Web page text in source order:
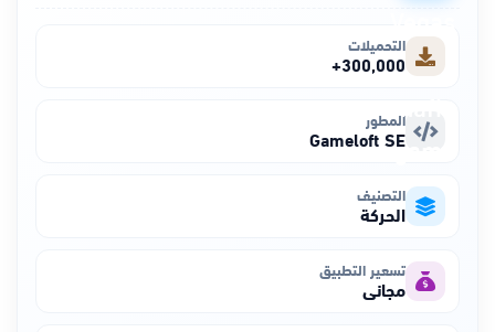
التحميلات
300,000+
المطور
Gameloft SE
التصنيف
الحركة
تسعير التطبيق
مجاني